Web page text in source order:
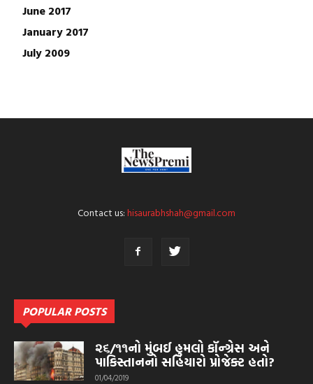
June 2017
January 2017
July 2009
Contact us:hisaurabhshah@gmail.com
POPULAR POSTS
૨૬/૧૧નો મુંબઈ હુમલો કૉન્ગ્રેસ અને
પાકિસ્તાનનો સહિયારો પ્રોજેક્ટ હતો?
01/04/2019